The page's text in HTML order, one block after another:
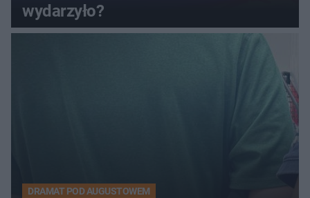
wydarzyło?
DRAMAT POD AUGUSTOWEM